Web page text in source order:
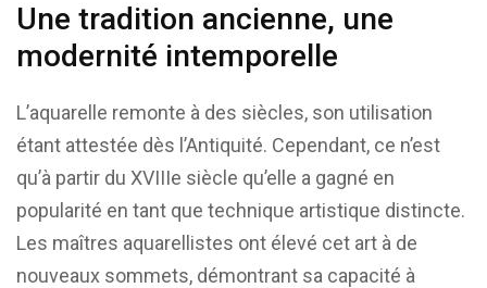
Une tradition ancienne, une
modernité intemporelle
L’aquarelle remonte à des siècles, son utilisation
étant attestée dès l’Antiquité. Cependant, ce n’est
qu’à partir du XVIIIe siècle qu’elle a gagné en
popularité en tant que technique artistique distincte.
Les maîtres aquarellistes ont élevé cet art à de
nouveaux sommets, démontrant sa capacité à